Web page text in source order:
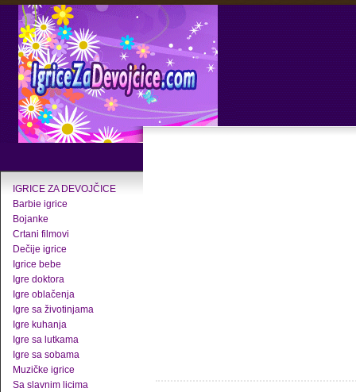
IGRICE ZA DEVOJČICE
Barbie igrice
Bojanke
Crtani filmovi
Dečije igrice
Igrice bebe
Igre doktora
Igre oblačenja
Igre sa životinjama
Igre kuhanja
Igre sa lutkama
Igre sa sobama
Muzičke igrice
Sa slavnim licima